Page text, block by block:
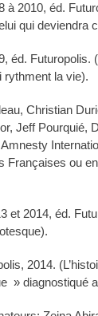
2010, éd.
qui deviendra
éd. Futuropolis.
rythment la vie).
Christian
Jeff Pourquié,
ou
2014, éd.
2014.
» diagnostiqué